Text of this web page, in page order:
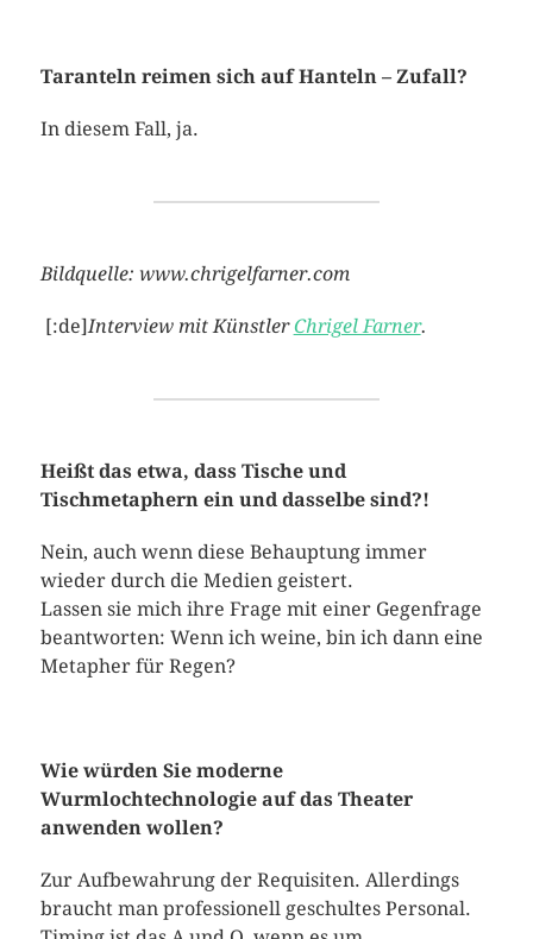
Taranteln reimen sich auf Hanteln – Zufall?
In diesem Fall, ja.
Bildquelle: www.chrigelfarner.com
[:de]Interview mit KünstlerChrigel Farner.
Heißt das etwa, dass Tische und
Tischmetaphern ein und dasselbe sind?!
Nein, auch wenn diese Behauptung immer
wieder durch die Medien geistert.
Lassen sie mich ihre Frage mit einer Gegenfrage
beantworten: Wenn ich weine, bin ich dann eine
Metapher für Regen?
Wie würden Sie moderne
Wurmlochtechnologie auf das Theater
anwenden wollen?
Zur Aufbewahrung der Requisiten. Allerdings
braucht man professionell geschultes Personal.